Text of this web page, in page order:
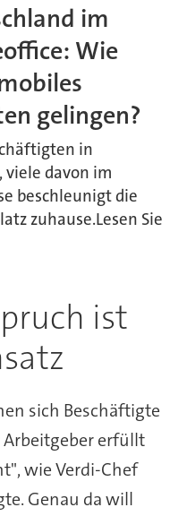
im
Wie
gelingen?
in
davon im
beschleunigt die
zuhause.Lesen Sie
ist
sich Beschäftigte
Arbeitgeber erfüllt
wie Verdi-Chef
Genau da will